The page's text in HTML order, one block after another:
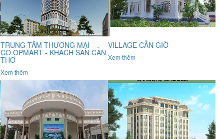
TRUNG TÂM THƯƠNG MẠI
CO.OPMART - KHACH SAN CẦN
THƠ
Xem thêm
VILLAGE CẦN GIỜ
Xem thêm